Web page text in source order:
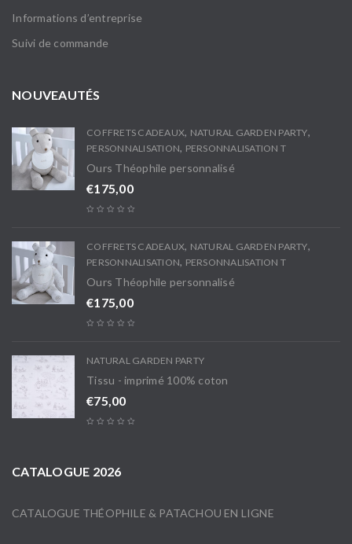
Informations d’entreprise
Suivi de commande
NOUVEAUTÉS
COFFRETS CADEAUX, NATURAL GARDEN PARTY,
PERSONNALISATION, PERSONNALISATION T
Ours Théophile personnalisé
€175,00
COFFRETS CADEAUX, NATURAL GARDEN PARTY,
PERSONNALISATION, PERSONNALISATION T
Ours Théophile personnalisé
€175,00
NATURAL GARDEN PARTY
Tissu - imprimé 100% coton
€75,00
CATALOGUE 2026
CATALOGUE THÉOPHILE & PATACHOU EN LIGNE